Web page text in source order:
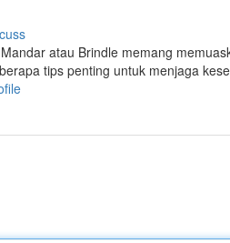
atau Brindle memang
tips penting untuk menjaga